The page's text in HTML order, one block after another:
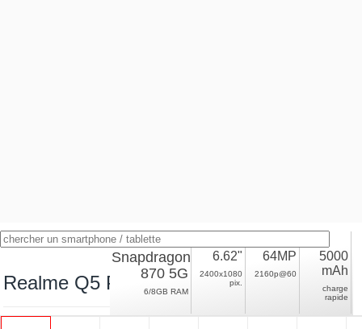
Realme Q5 Pro
Snapdragon
870 5G
6/8GB RAM
6.62"
2400x1080
pix.
64MP
2160p@60
5000
mAh
charge
rapide